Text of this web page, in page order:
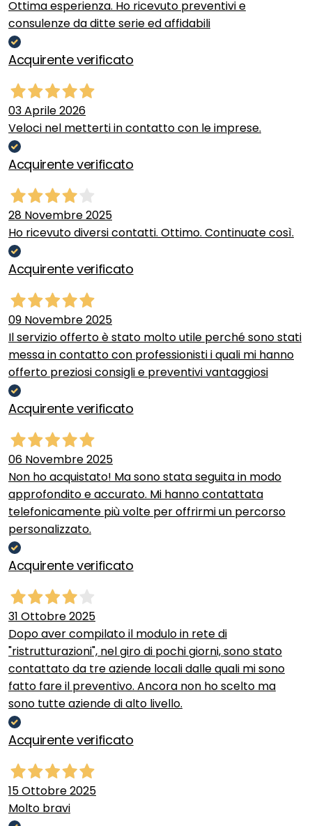
Ottima esperienza. Ho ricevuto preventivi e
consulenze da ditte serie ed affidabili
Acquirente verificato
03 Aprile 2026
Veloci nel metterti in contatto con le imprese.
Acquirente verificato
28 Novembre 2025
Ho ricevuto diversi contatti. Ottimo. Continuate così.
Acquirente verificato
09 Novembre 2025
Il servizio offerto è stato molto utile perché sono stati
messa in contatto con professionisti i quali mi hanno
offerto preziosi consigli e preventivi vantaggiosi
Acquirente verificato
06 Novembre 2025
Non ho acquistato! Ma sono stata seguita in modo
approfondito e accurato. Mi hanno contattata
telefonicamente più volte per offrirmi un percorso
personalizzato.
Acquirente verificato
31 Ottobre 2025
Dopo aver compilato il modulo in rete di
"ristrutturazioni", nel giro di pochi giorni, sono stato
contattato da tre aziende locali dalle quali mi sono
fatto fare il preventivo. Ancora non ho scelto ma
sono tutte aziende di alto livello.
Acquirente verificato
15 Ottobre 2025
Molto bravi